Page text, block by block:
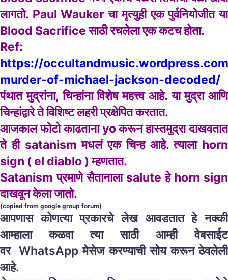
लागतो. Paul Wauker चा मृत्युही एक पुर्वनियोजीत या
Blood Sacrifice साठी रचलेला एक कटच होता.
Ref:
https://
murder-of-michael-jackson-decoded/
पंथात मुद्रांना, चिन्हांना विशेष महत्त्व आहे. या मुद्रा आणि
चिन्हांद्वारे ते विशिष्ट लहरी प्रक्षेपित करतात.
आजकाल फोटो काढताना yo करून हास्तमुद्रा दाखवतात
ते ही satanism मधलं एक चिन्ह आहे. त्याला horn
sign ( el diablo ) म्हणतात.
Satanism प्रमाणे सैतानाला salute हे horn sign
दाखवून केला जातो.
(copied from google group forum)
आपणास कोणत्या प्रकारचे लेख आवडतात हे नक्की
आम्हाला कळवा त्या साठी आम्ही वेबसाईट
वर WhatsApp मेसेज करण्याची सोय करून ठेवलेली
आहे.